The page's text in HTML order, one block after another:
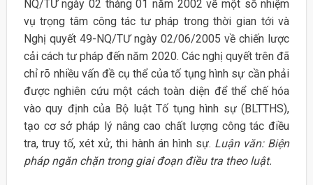
NQ/TƯ ngày 02 tháng 01 năm 2002 về một số nhiệm
vụ trọng tâm công tác tư pháp trong thời gian tới và
Nghị quyết 49-NQ/TƯ ngày 02/06/2005 về chiến lược
cải cách tư pháp đến năm 2020. Các nghị quyết trên đã
chỉ rõ nhiều vấn đề cụ thể của tố tụng hình sự cần phải
được nghiên cứu một cách toàn diện để thể chế hóa
vào quy định của Bộ luật Tố tụng hình sự (BLTTHS),
tạo cơ sở pháp lý nâng cao chất lượng công tác điều
tra, truy tố, xét xử, thi hành án hình sự. Luận văn: Biện
pháp ngăn chặn trong giai đoạn điều tra theo luật.